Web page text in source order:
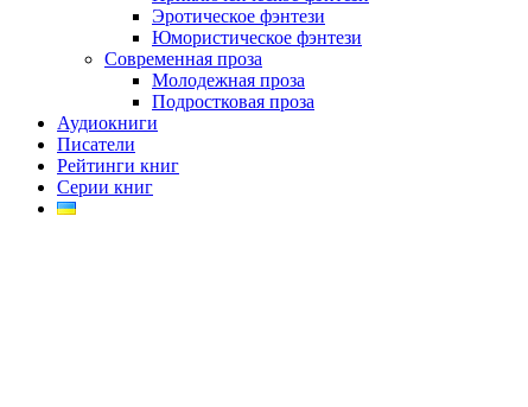
Эротическое фэнтези
Юмористическое фэнтези
Современная проза
Молодежная проза
Подростковая проза
Аудиокниги
Писатели
Рейтинги книг
Серии книг